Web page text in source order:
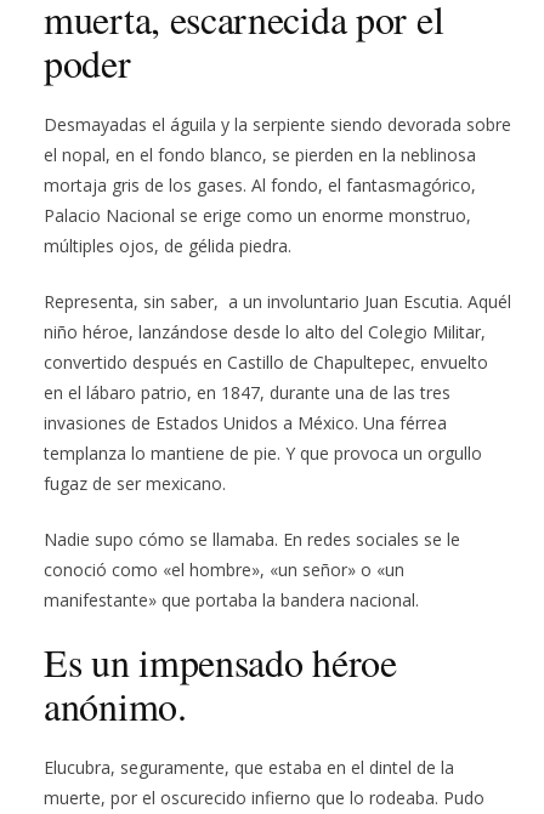
muerta, escarnecida por el
poder
Desmayadas el águila y la serpiente siendo devorada sobre
el nopal, en el fondo blanco, se pierden en la neblinosa
mortaja gris de los gases. Al fondo, el fantasmagórico,
Palacio Nacional se erige como un enorme monstruo,
múltiples ojos, de gélida piedra.
Representa, sin saber, a un involuntario Juan Escutia. Aquél
niño héroe, lanzándose desde lo alto del Colegio Militar,
convertido después en Castillo de Chapultepec, envuelto
en el lábaro patrio, en 1847, durante una de las tres
invasiones de Estados Unidos a México. Una férrea
templanza lo mantiene de pie. Y que provoca un orgullo
fugaz de ser mexicano.
Nadie supo cómo se llamaba. En redes sociales se le
conoció como «el hombre», «un señor» o «un
manifestante» que portaba la bandera nacional.
Es un impensado héroe
anónimo.
Elucubra, seguramente, que estaba en el dintel de la
muerte, por el oscurecido infierno que lo rodeaba. Pudo